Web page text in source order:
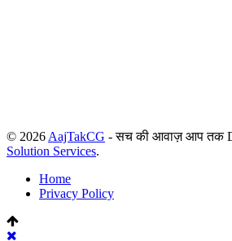
© 2026 AajTakCG - सच की आवाज़ आप तक
Solution Services.
Home
Privacy Policy